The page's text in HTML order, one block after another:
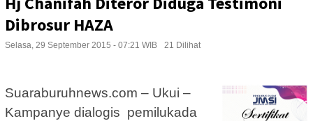
Dibrosur HAZA
Selasa, 29 September 2015 - 07:21 WIB 21 Dilihat
Suaraburuhnews.com – Ukui –
Kampanye dialogis pemilukada